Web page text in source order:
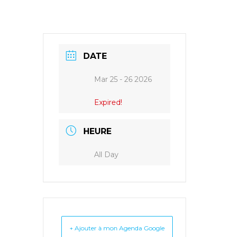
DATE
Mar 25 - 26 2026
Expired!
HEURE
All Day
+ Ajouter à mon Agenda Google